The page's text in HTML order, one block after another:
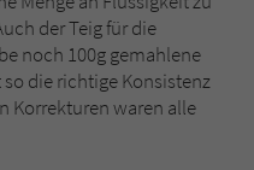
der Teig für die
noch 100g gemahlene
die richtige Konsistenz
Korrekturen waren alle